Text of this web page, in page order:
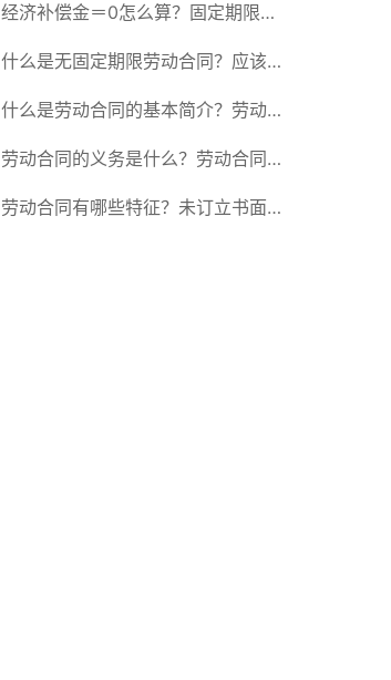
除合同的15种情形
经济补偿金＝0怎么算？固定期限劳
动合同又称什么？
什么是无固定期限劳动合同？应该怎
么解除或终止劳动合同？
什么是劳动合同的基本简介？劳动合
同的形式
劳动合同的义务是什么？劳动合同应
具备哪些条款？
劳动合同有哪些特征？未订立书面劳